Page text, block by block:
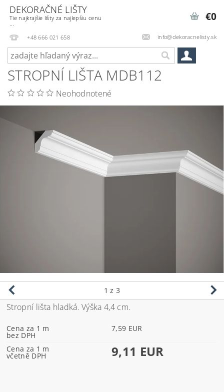
DEKORAČNÉ LIŠTY
Tie najkrajšie lišty za najlepšiu cenu
...
+48 666 021 658
info@dekoracnelisty.sk
€0
STROPNÍ LIŠTA MDB112
Neohodnotené
1 z 3
Stropní lišta hladká. Výška 4,4 cm.
Cena za 1 m
bez DPH
7,59 EUR
Cena za 1 m
včetně DPH 9,11 EUR